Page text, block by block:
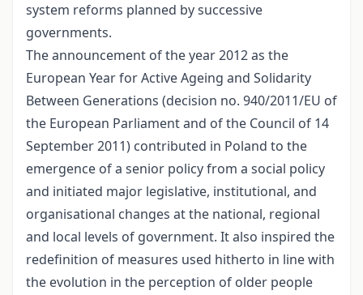
system reforms planned by successive
governments.
The announcement of the year 2012 as the
European Year for Active Ageing and Solidarity
Between Generations (decision no. 940/2011/EU of
the European Parliament and of the Council of 14
September 2011) contributed in Poland to the
emergence of a senior policy from a social policy
and initiated major legislative, institutional, and
organisational changes at the national, regional
and local levels of government. It also inspired the
redefinition of measures used hitherto in line with
the evolution in the perception of older people